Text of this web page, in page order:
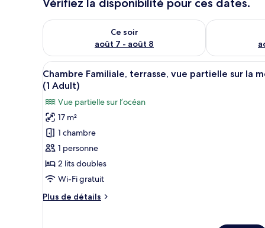
Ce soir
août 7 - août 8
Vérifier la disponibilité pour ce soir août 7 - août 8
Vérifier la
Afficher
toutes
les
photos
pour
ce
type
de
chambre :
Familiale,
Une chambre d’hôtel avec
10
Chambre Familiale, terrasse, vue partielle sur la
(1 Adult)
Vue partielle sur l’océan
17 m²
1 chambre
1 personne
2 lits doubles
Wi-Fi gratuit
Plus de détails
Plus